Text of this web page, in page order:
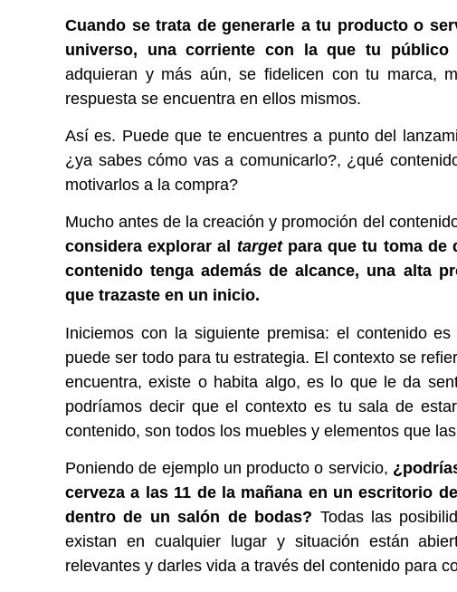
Cuando se trata de generarle a tu producto o
universo, una corriente con la que tu público
adquieran y más aún, se fidelicen con tu marca,
respuesta se encuentra en ellos mismos.
Así es. Puede que te encuentres a punto del
¿ya sabes cómo vas a comunicarlo?, ¿qué
motivarlos a la compra?
Mucho antes de la creación y promoción del
considera explorar al targetpara que tu toma de
contenido tenga además de alcance, una alta
que trazaste en un inicio.
Iniciemos con la siguiente premisa: el contenido
puede ser todo para tu estrategia. El contexto se
encuentra, existe o habita algo, es lo que le da
podríamos decir que el contexto es tu sala de
contenido, son todos los muebles y elementos que
Poniendo de ejemplo un producto o servicio,
cerveza a las 11 de la mañana en un escritorio
dentro de un salón de bodas? Todas las
existan en cualquier lugar y situación están
relevantes y darles vida a través del contenido para